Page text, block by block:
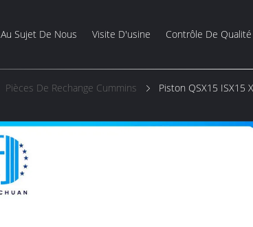
Au Sujet De Nous Visite D'usine Contrôle De Qualité
Pièces De Rechange Cummins Piston QSX15 ISX15